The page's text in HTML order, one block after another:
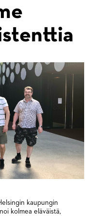
kaupungin
kolmea eläväistä,